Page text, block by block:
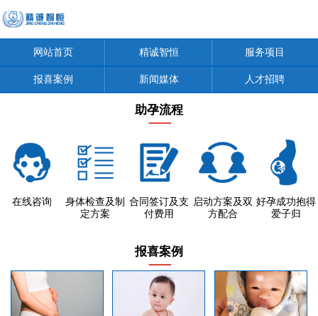
网站首页 精诚智恒 服务项目
报喜案例 新闻媒体 人才招聘
助孕流程
在线咨询
身体检查及制
定方案
合同签订及支
付费用
启动方案及双
方配合
好孕成功抱得
爱子归
报喜案例